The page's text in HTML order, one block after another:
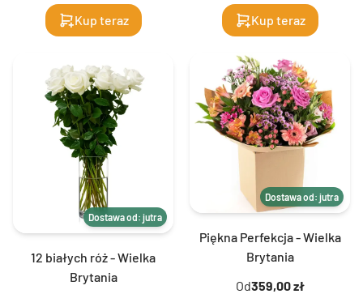
Kup teraz Kup teraz
Dostawa od: jutra
12 białych róż - Wielka
Brytania
Dostawa od: jutra
Piękna Perfekcja - Wielka
Brytania
Od359,00 zł